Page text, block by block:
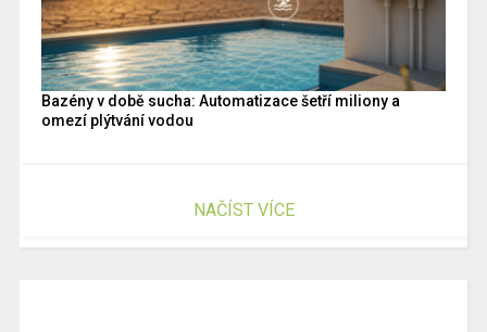
Bazény v době sucha: Automatizace šetří miliony a
omezí plýtvání vodou
NAČÍST VÍCE